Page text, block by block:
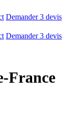
Demander 3 devis
Demander 3 devis
France